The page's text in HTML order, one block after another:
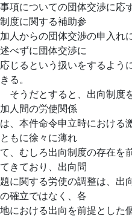
事項についての団体交渉に応
制度に関する補助参
加人からの団体交渉の申入れ
述べずに団体交渉に
応じるという扱いをするよう
きる。
そうだとすると、出向制度
加人間の労使関係
は、本件命令申立時における
ともに徐々に薄れ
て、むしろ出向制度の存在を
てきており、出向問
題に関する労使の調整は、出
の確立ではなく、各
地における出向を前提とした